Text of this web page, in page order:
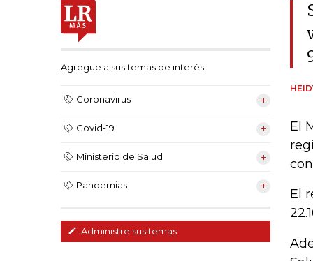
Agregue a sus temas de interés
Coronavirus
Covid-19
Ministerio de Salud
Pandemias
Administre sus temas
El
El